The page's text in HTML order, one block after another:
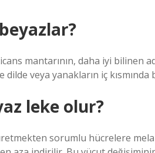
mantarının, daha iyi
dilde veya yanakların iç
leke olur?
sorumlu hücrelere